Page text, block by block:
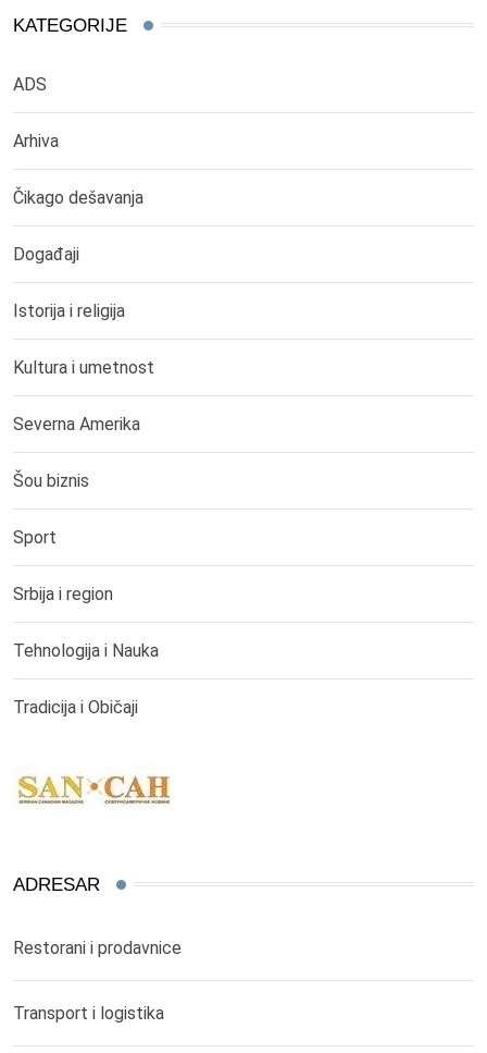
KATEGORIJE
ADS
Arhiva
Čikago dešavanja
Događaji
Istorija i religija
Kultura i umetnost
Severna Amerika
Šou biznis
Sport
Srbija i region
Tehnologija i Nauka
Tradicija i Običaji
ADRESAR
Restorani i prodavnice
Transport i logistika